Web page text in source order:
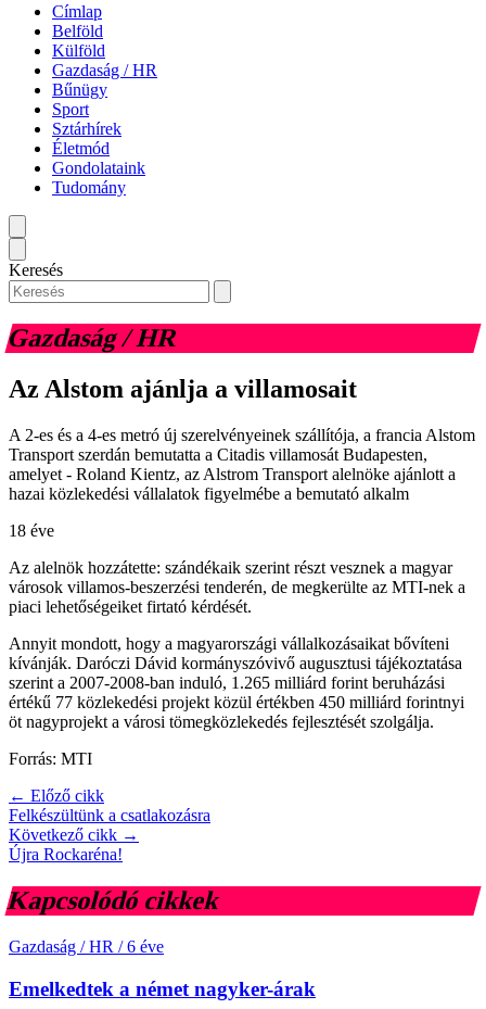
Címlap
Belföld
Külföld
Gazdaság / HR
Bűnügy
Sport
Sztárhírek
Életmód
Gondolataink
Tudomány
Keresés
Gazdaság / HR
Az Alstom ajánlja a villamosait
A 2-es és a 4-es metró új szerelvényeinek szállítója, a francia Alstom
Transport szerdán bemutatta a Citadis villamosát Budapesten,
amelyet - Roland Kientz, az Alstrom Transport alelnöke ajánlott a
hazai közlekedési vállalatok figyelmébe a bemutató alkalm
18 éve
Az alelnök hozzátette: szándékaik szerint részt vesznek a magyar
városok villamos-beszerzési tenderén, de megkerülte az MTI-nek a
piaci lehetőségeiket firtató kérdését.
Annyit mondott, hogy a magyarországi vállalkozásaikat bővíteni
kívánják. Daróczi Dávid kormányszóvivő augusztusi tájékoztatása
szerint a 2007-2008-ban induló, 1.265 milliárd forint beruházási
értékű 77 közlekedési projekt közül értékben 450 milliárd forintnyi
öt nagyprojekt a városi tömegközlekedés fejlesztését szolgálja.
Forrás: MTI
← Előző cikk
Felkészültünk a csatlakozásra
Következő cikk →
Újra Rockaréna!
Kapcsolódó cikkek
Gazdaság / HR / 6 éve
Emelkedtek a német nagyker-árak